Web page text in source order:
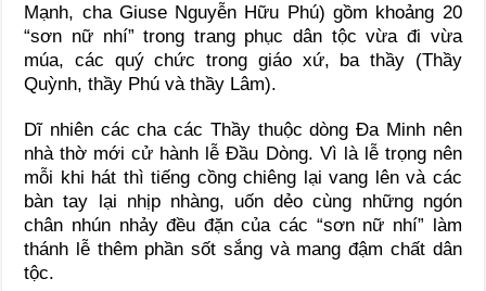
Mạnh, cha Giuse Nguyễn Hữu Phú) gồm khoảng 20
“sơn nữ nhí” trong trang phục dân tộc vừa đi vừa
múa, các quý chức trong giáo xứ, ba thầy (Thầy
Quỳnh, thầy Phú và thầy Lâm).
Dĩ nhiên các cha các Thầy thuộc dòng Đa Minh nên
nhà thờ mới cử hành lễ Đầu Dòng. Vì là lễ trọng nên
mỗi khi hát thì tiếng cồng chiêng lại vang lên và các
bàn tay lại nhịp nhàng, uốn dẻo cùng những ngón
chân nhún nhảy đều đặn của các “sơn nữ nhí” làm
thánh lễ thêm phần sốt sắng và mang đậm chất dân
tộc.